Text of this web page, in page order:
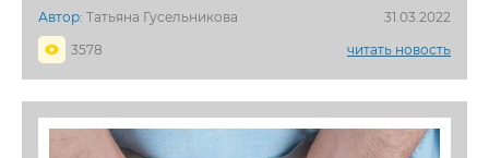
Автор: Татьяна Гусельникова
31.03.2022
3578
читать новость